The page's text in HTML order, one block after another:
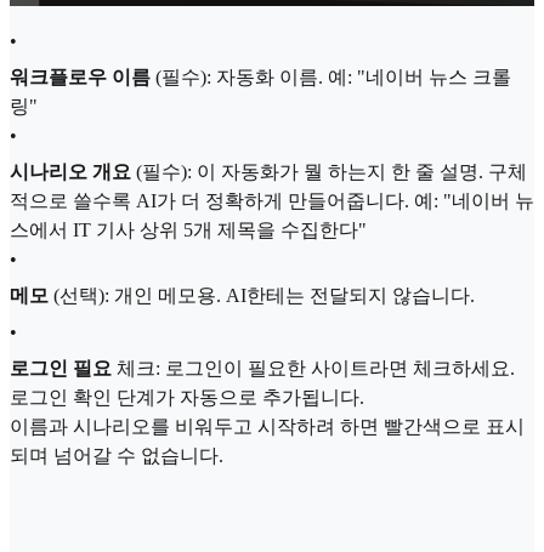
•
워크플로우 이름 (필수): 자동화 이름. 예: "네이버 뉴스 크롤
링"
•
시나리오 개요 (필수): 이 자동화가 뭘 하는지 한 줄 설명. 구체
적으로 쓸수록 AI가 더 정확하게 만들어줍니다. 예: "네이버 뉴
스에서 IT 기사 상위 5개 제목을 수집한다"
•
메모 (선택): 개인 메모용. AI한테는 전달되지 않습니다.
•
로그인 필요 체크: 로그인이 필요한 사이트라면 체크하세요.
로그인 확인 단계가 자동으로 추가됩니다.
이름과 시나리오를 비워두고 시작하려 하면 빨간색으로 표시
되며 넘어갈 수 없습니다.